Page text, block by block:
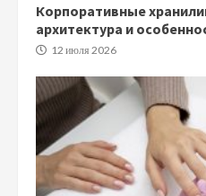
Корпоративные
архитектура и
12 июля 2026